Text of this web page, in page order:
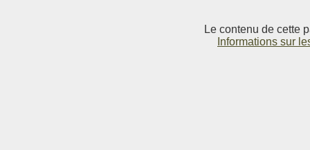
Le contenu de cette
Informations sur